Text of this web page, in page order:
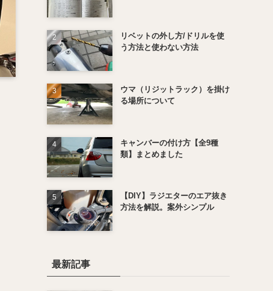
リベットの外し方/ドリルを使
う方法と使わない方法
ウマ（リジットラック）を掛け
る場所について
キャンバーの付け方【全9種
類】まとめました
【DIY】ラジエターのエア抜き
方法を解説。案外シンプル
最新記事